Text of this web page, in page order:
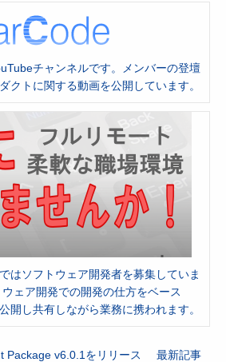
チャンネルです。メンバーの登壇
クトに関する動画を公開しています。
はソフトウェア開発者を募集していま
ェア開発での開発の仕方をベース
開し共有しながら業務に携われます。
Package v6.0.1をリリース
最新記事